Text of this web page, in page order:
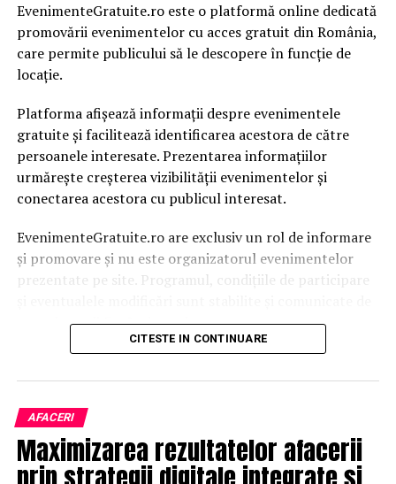
EvenimenteGratuite.ro este o platformă online dedicată
promovării evenimentelor cu acces gratuit din România,
care permite publicului să le descopere în funcție de
locație.
Platforma afișează informații despre evenimentele
gratuite și facilitează identificarea acestora de către
persoanele interesate. Prezentarea informațiilor
urmărește creșterea vizibilității evenimentelor și
conectarea acestora cu publicul interesat.
EvenimenteGratuite.ro are exclusiv un rol de informare
și promovare și nu este organizatorul evenimentelor
prezentate pe site. Programul, condițiile de participare
organizatorii fiecărui eveniment.
înainte de participare.
Organizatorii care doresc să crească vizibilitatea unui
eveniment cu acces gratuit pot solicita o ofertă de
promovare din partea echipei EvenimenteGratuite.ro.
CITESTE IN CONTINUARE
AFACERI
Maximizarea rezultatelor afacerii